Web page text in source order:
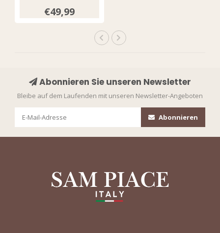
Met Steentje 8652
€49,99
Abonnieren Sie unseren Newsletter
Bleibe auf dem Laufenden mit unseren Newsletter-Angeboten
Abonnieren